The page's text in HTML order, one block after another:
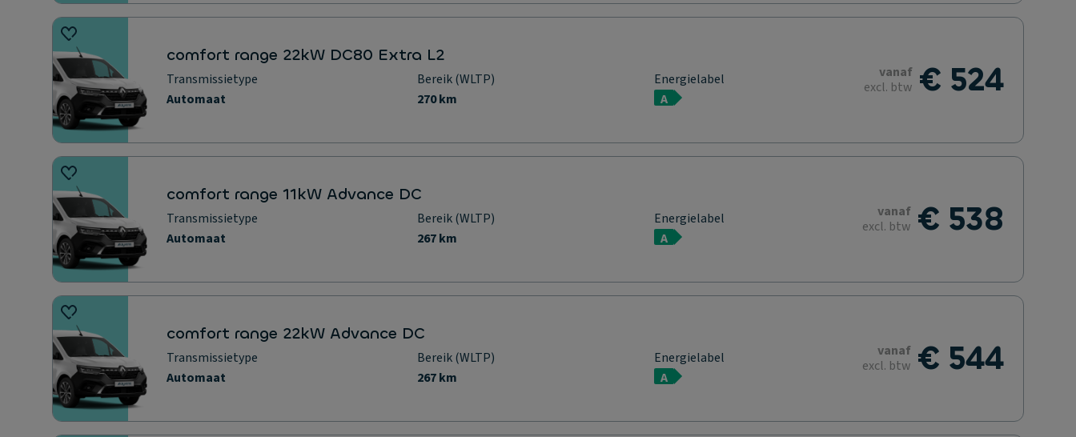
comfort range 22kW DC80 Extra L2
Transmissietype
Automaat
Bereik (WLTP)
270 km
Energielabel
A
€ 524
vanaf
excl. btw
comfort range 11kW Advance DC
Transmissietype
Automaat
Bereik (WLTP)
267 km
Energielabel
A
€ 538
vanaf
excl. btw
comfort range 22kW Advance DC
Transmissietype
Automaat
Bereik (WLTP)
267 km
Energielabel
A
€ 544
vanaf
excl. btw